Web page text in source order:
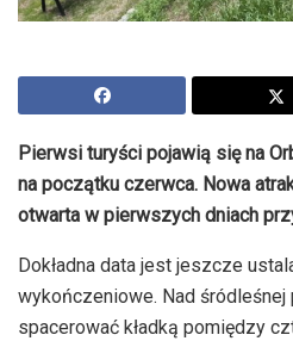
Pierwsi turyści pojawią się na
na początku czerwca. Nowa
otwarta w pierwszych dniach
Dokładna data jest jeszcze
wykończeniowe. Nad
spacerować kładką pomiędzy